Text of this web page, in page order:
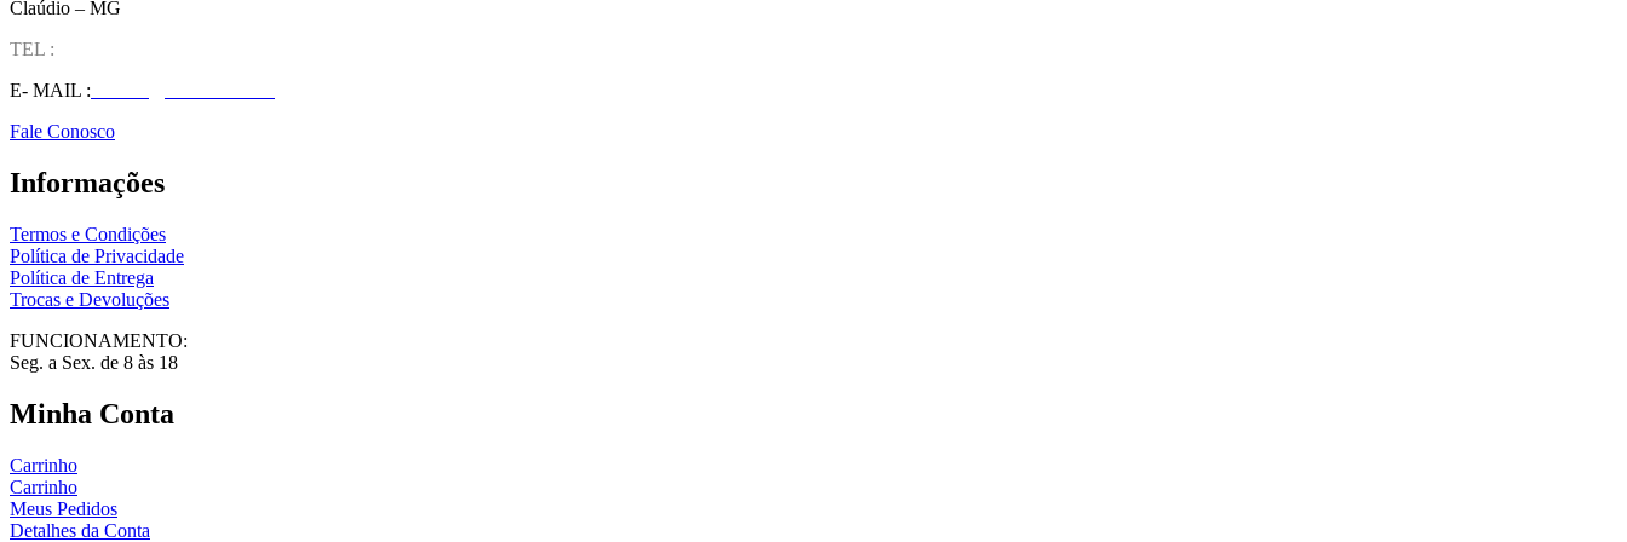
Claúdio – MG
TEL :
E- MAIL :
Fale Conosco
Informações
Termos e Condições
Política de Privacidade
Política de Entrega
Trocas e Devoluções
FUNCIONAMENTO:
Seg. a Sex. de 8 às 18
Minha Conta
Carrinho
Carrinho
Meus Pedidos
Detalhes da Conta